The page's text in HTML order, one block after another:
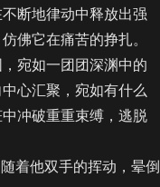
断地律动中释放出强
佛它在痛苦的挣扎。
宛如一团团深渊中的
心汇聚，宛如有什么
冲破重重束缚，逃脱
着他双手的挥动，晕倒